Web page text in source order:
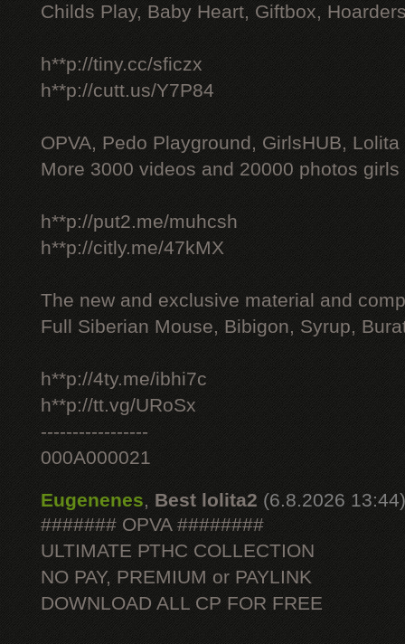
Childs Play, Baby Heart, Giftbox,
h**p://tiny.cc/sficzx
h**p://cutt.us/Y7P84
OPVA, Pedo Playground, GirlsHUB, Lolita
More 3000 videos and 20000 photos
h**p://put2.me/muhcsh
h**p://citly.me/47kMX
The new and exclusive material and
Full Siberian Mouse, Bibigon, Syrup,
h**p://4ty.me/ibhi7c
h**p://tt.vg/URoSx
-----------------
000A000021
Eugenenes, Best lolita2 (6.8.2026 13:44)
####### OPVA ########
ULTIMATE РТНС COLLECTION
NO PAY, PREMIUM or PAYLINK
DOWNLOAD ALL СР FOR FREE